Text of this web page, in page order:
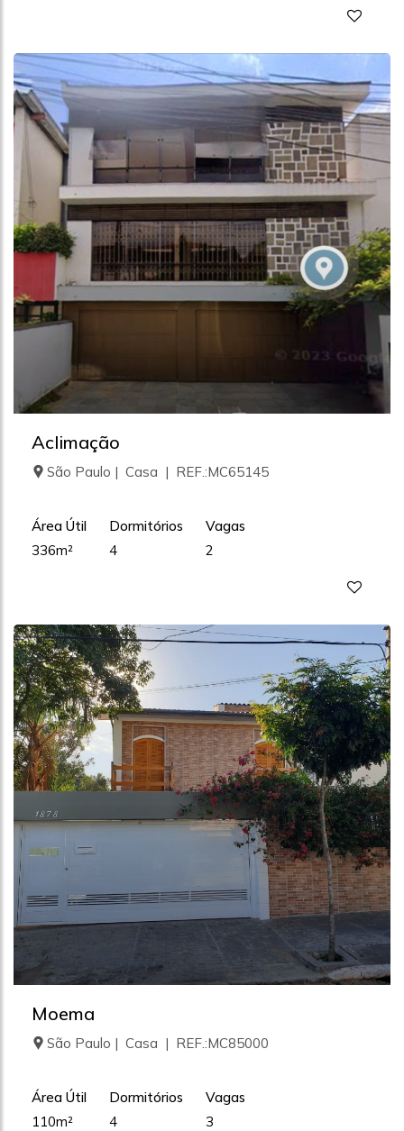
Aclimação
São Paulo | Casa | REF.:MC65145
Área Útil
336m²
Dormitórios
4
Vagas
2
Moema
São Paulo | Casa | REF.:MC85000
Área Útil
110m²
Dormitórios
4
Vagas
3